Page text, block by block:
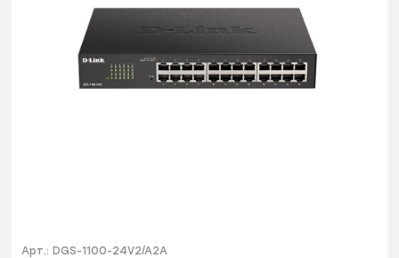
Арт.: DGS-1100-24V2/A2A